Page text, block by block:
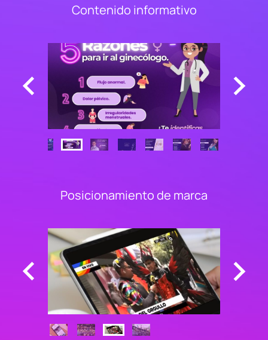
Contenido informativo
Posicionamiento de marca